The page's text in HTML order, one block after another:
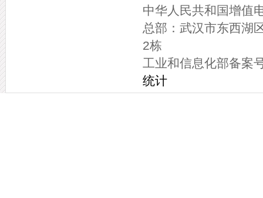
中华人民共和国增值
总部：武汉市东西湖
2栋
工业和信息化部备案
统计